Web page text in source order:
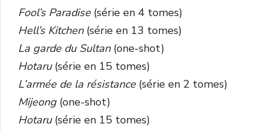
Fool’s Paradise(série en 4 tomes)
Hell’s Kitchen (série en 13 tomes)
La garde du Sultan (one-shot)
Hotaru (série en 15 tomes)
L’armée de la résistance (série en 2 tomes)
Mijeong (one-shot)
Hotaru (série en 15 tomes)